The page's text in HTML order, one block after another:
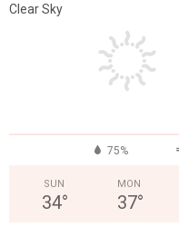
Clear Sky
75%
SUN
34°
MON
37°